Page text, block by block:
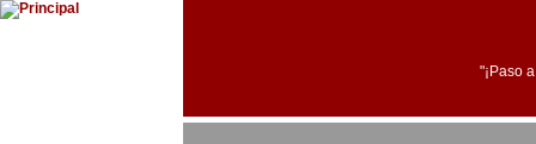
"¡Paso